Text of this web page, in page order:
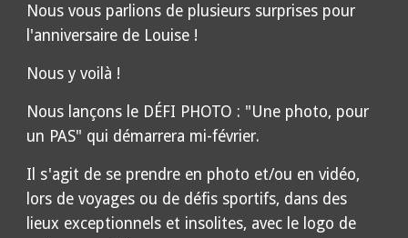
Nous vous parlions de plusieurs surprises pour
l'anniversaire de Louise !
Nous y voilà !
Nous lançons le DÉFI PHOTO : "Une photo, pour
un PAS" qui démarrera mi-février.
Il s'agit de se prendre en photo et/ou en vidéo,
lors de voyages ou de défis sportifs, dans des
lieux exceptionnels et insolites, avec le logo de